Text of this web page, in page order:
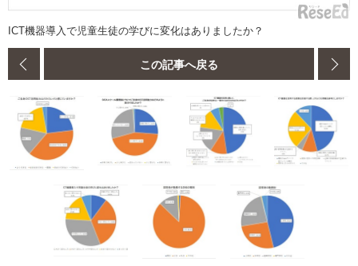
ICT機器導入で児童生徒の学びに変化はありましたか？
この記事へ戻る